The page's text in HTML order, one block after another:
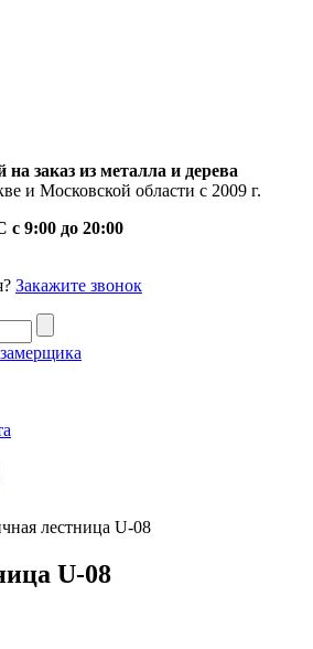
на заказ из металла и дерева
и Московской области с 2009 г.
9:00 до 20:00
Закажите звонок
лестница U-08
U-08